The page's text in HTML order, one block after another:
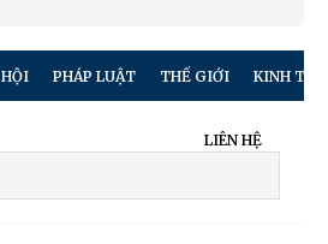
PHÁP LUẬT THẾ GIỚI KINH TẾ
LIÊN HỆ